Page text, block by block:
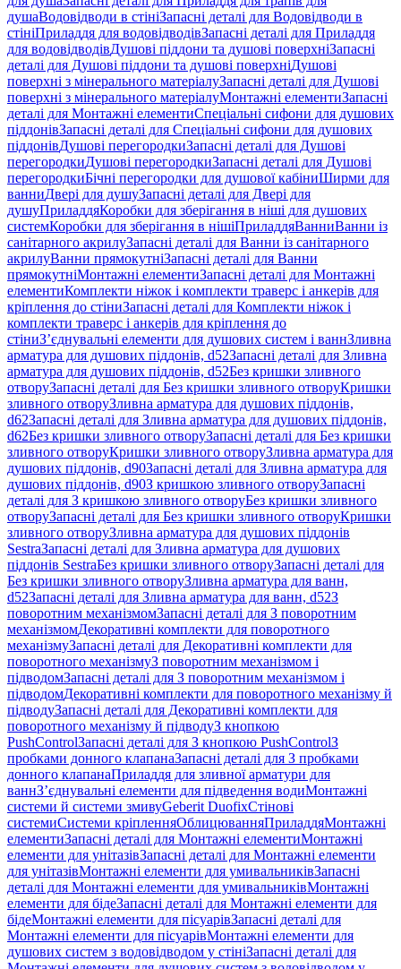
душаВодовідводи в стініЗапасні деталі для Водовідводи в
стініПриладдя для водовідводівЗапасні деталі для Приладдя
для водовідводівДушові піддони та душові поверхніЗапасні
деталі для Душові піддони та душові поверхніДушові
поверхні з мінерального матеріалуЗапасні деталі для Душові
поверхні з мінерального матеріалуМонтажні елементиЗапасні
деталі для Монтажні елементиСпеціальні сифони для душових
піддонівЗапасні деталі для Спеціальні сифони для душових
піддонівДушові перегородкиЗапасні деталі для Душові
перегородкиДушові перегородкиЗапасні деталі для Душові
перегородкиБічні перегородки для душової кабіниШирми для
ванниДвері для душуЗапасні деталі для Двері для
душуПриладдяКоробки для зберігання в ніші для душових
системКоробки для зберігання в нішіПриладдяВанниВанни із
санітарного акрилуЗапасні деталі для Ванни із санітарного
акрилуВанни прямокутніЗапасні деталі для Ванни
прямокутніМонтажні елементиЗапасні деталі для Монтажні
елементиКомплекти ніжок і комплекти траверс і анкерів для
кріплення до стіниЗапасні деталі для Комплекти ніжок і
комплекти траверс і анкерів для кріплення до
стіниЗ’єднувальні елементи для душових систем і ваннЗливна
арматура для душових піддонів, d52Запасні деталі для Зливна
арматура для душових піддонів, d52Без кришки зливного
отворуЗапасні деталі для Без кришки зливного отворуКришки
зливного отворуЗливна арматура для душових піддонів,
d62Запасні деталі для Зливна арматура для душових піддонів,
d62Без кришки зливного отворуЗапасні деталі для Без кришки
зливного отворуКришки зливного отворуЗливна арматура для
душових піддонів, d90Запасні деталі для Зливна арматура для
душових піддонів, d90З кришкою зливного отворуЗапасні
деталі для З кришкою зливного отворуБез кришки зливного
отворуЗапасні деталі для Без кришки зливного отворуКришки
зливного отворуЗливна арматура для душових піддонів
SestraЗапасні деталі для Зливна арматура для душових
піддонів SestraБез кришки зливного отворуЗапасні деталі для
Без кришки зливного отворуЗливна арматура для ванн,
d52Запасні деталі для Зливна арматура для ванн, d52З
поворотним механізмомЗапасні деталі для З поворотним
механізмомДекоративні комплекти для поворотного
механізмуЗапасні деталі для Декоративні комплекти для
поворотного механізмуЗ поворотним механізмом і
підводомЗапасні деталі для З поворотним механізмом і
підводомДекоративні комплекти для поворотного механізму й
підводуЗапасні деталі для Декоративні комплекти для
поворотного механізму й підводуЗ кнопкою
PushControlЗапасні деталі для З кнопкою PushControlЗ
пробками донного клапанаЗапасні деталі для З пробками
донного клапанаПриладдя для зливної арматури для
ваннЗ’єднувальні елементи для підведення водиМонтажні
системи й системи змивуGeberit DuofixСтінові
системиСистеми кріпленняОблицюванняПриладдяМонтажні
елементиЗапасні деталі для Монтажні елементиМонтажні
елементи для унітазівЗапасні деталі для Монтажні елементи
для унітазівМонтажні елементи для умивальниківЗапасні
деталі для Монтажні елементи для умивальниківМонтажні
елементи для бідеЗапасні деталі для Монтажні елементи для
бідеМонтажні елементи для пісуарівЗапасні деталі для
Монтажні елементи для пісуарівМонтажні елементи для
душових систем з водовідводом у стініЗапасні деталі для